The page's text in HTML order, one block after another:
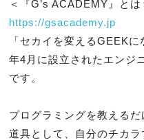
https://gsacademy.jp
「セカイを変えるGEEK
年4月に設立されたエンジ
です。
プログラミングを教える
道具として、自分のチカ